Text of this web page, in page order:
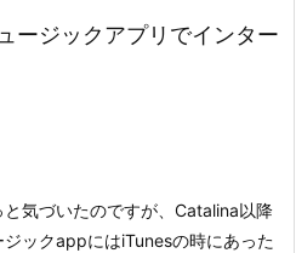
ージックアプリでインター
と気づいたのですが、Catalina以降
ジックappにはiTunesの時にあった